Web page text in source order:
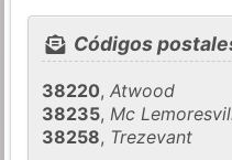
Códigos
38220,Atwood
38235,Mc
38258, Trezevant